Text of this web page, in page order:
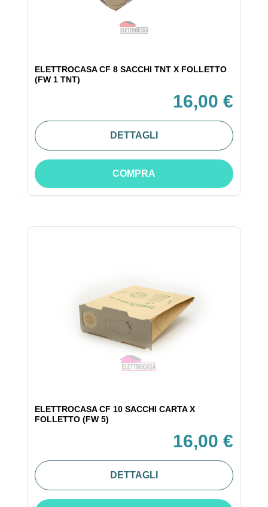
ELETTROCASA CF 8 SACCHI TNT X FOLLETTO
(FW 1 TNT)
16,00 €
DETTAGLI
COMPRA
ELETTROCASA CF 10 SACCHI CARTA X
FOLLETTO (FW 5)
16,00 €
DETTAGLI